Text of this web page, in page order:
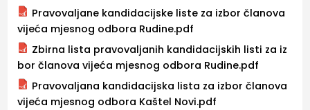
Pravovaljane kandidacijske liste za izbor članova
vijeća mjesnog odbora Rudine.pdf
Zbirna lista pravovaljanih kandidacijskih listi za iz
bor članova vijeća mjesnog odbora Rudine.pdf
Pravovaljana kandidacijska lista za izbor članova
vijeća mjesnog odbora Kaštel Novi.pdf